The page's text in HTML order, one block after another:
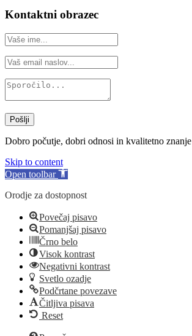
Kontaktni obrazec
Pošlji
Dobro počutje, dobri odnosi in kvalitetno znanje
Skip to content
Open toolbar
Orodje za dostopnost
Povečaj pisavo
Pomanjšaj pisavo
Črno belo
Visok kontrast
Negativni kontrast
Svetlo ozadje
Podčrtane povezave
Čitljiva pisava
Reset